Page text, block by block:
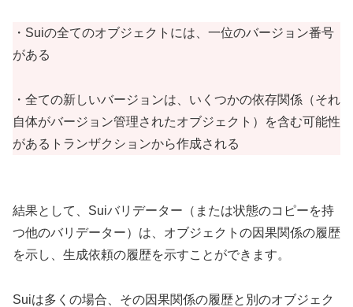
・Suiの全てのオブジェクトには、一位のバージョン番号
がある
・全ての新しいバージョンは、いくつかの依存関係（それ
自体がバージョン管理されたオブジェクト）を含む可能性
があるトランザクションから作成される
結果として、Suiバリデーター（または状態のコピーを持
つ他のバリデーター）は、オブジェクトの因果関係の履歴
を示し、生成依頼の履歴を示すことができます。
Suiは多くの場合、その因果関係の履歴と別のオブジェク